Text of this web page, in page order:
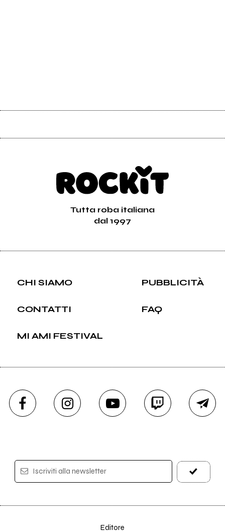
Tutta roba italiana
dal 1997
CHI SIAMO PUBBLICITÀ
CONTATTI FAQ
MI AMI FESTIVAL
Iscriviti alla newsletter
Editore